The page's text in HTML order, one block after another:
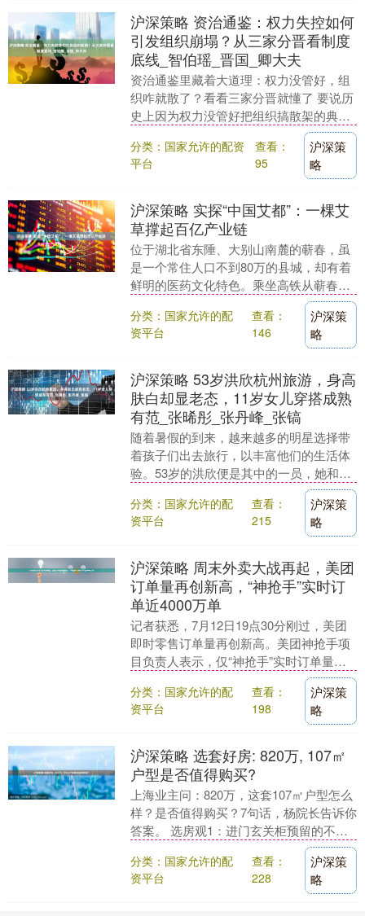
沪深策略 资治通鉴：权力失控如何
引发组织崩塌？从三家分晋看制度
底线_智伯瑶_晋国_卿大夫
资治通鉴里藏着大道理：权力没管好，组
织咋就散了？看看三家分晋就懂了 要说历
史上因为权力没管好把组织搞散架的典
型，那必须得提 “三家分晋” 这事儿。《资
治通鉴》一....
分类：国家允许的配资
平台
查看：
95
沪深策
略
沪深策略 实探“中国艾都”：一棵艾
草撑起百亿产业链
位于湖北省东陲、大别山南麓的蕲春，虽
是一个常住人口不到80万的县城，却有着
鲜明的医药文化特色。乘坐高铁从蕲春南
站一下车，就可以看到设计有象征百草装
饰纹样的站房，....
分类：国家允许的配
资平台
查看：
146
沪深策
略
沪深策略 53岁洪欣杭州旅游，身高
肤白却显老态，11岁女儿穿搭成熟
有范_张晞彤_张丹峰_张镐
随着暑假的到来，越来越多的明星选择带
着孩子们出去旅行，以丰富他们的生活体
验。53岁的洪欣便是其中的一员，她和11
岁女儿张晞彤在南方游玩，并在杭州的候
车厅里被热心....
分类：国家允许的配
资平台
查看：
215
沪深策
略
沪深策略 周末外卖大战再起，美团
订单量再创新高，“神抢手”实时订
单近4000万单
记者获悉，7月12日19点30分刚过，美团
即时零售订单量再创新高。美团神抢手项
目负责人表示，仅“神抢手”实时订单量接
近4000万单，其中礼赠量突破千万单。微
信等....
分类：国家允许的配
资平台
查看：
198
沪深策
略
沪深策略 选套好房: 820万, 107㎡
户型是否值得购买?
上海业主问：820万，这套107㎡户型怎么
样？是否值得购买？7句话，杨院长告诉你
答案。 选房观1：进门玄关柜预留的不
错，考虑到小户型普遍存在收纳空间不足
的现象，....
分类：国家允许的配
资平台
查看：
228
沪深策
略